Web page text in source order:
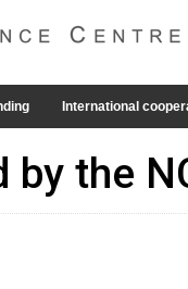
International
by the